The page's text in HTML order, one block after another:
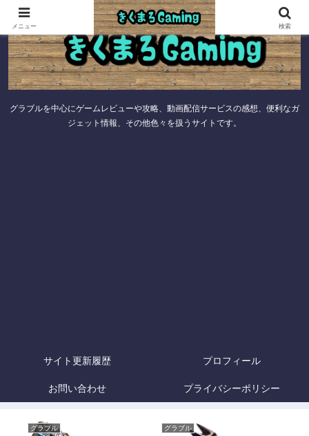
グラブルを中心にゲームレビューや攻略、動画配信サービスの感想、便利なガ
ジェット情報、その他色々を扱うサイトです。
サイト更新履歴 プロフィール
お問い合わせ プライバシーポリシー
グラブル グラブル
メニュー 検索